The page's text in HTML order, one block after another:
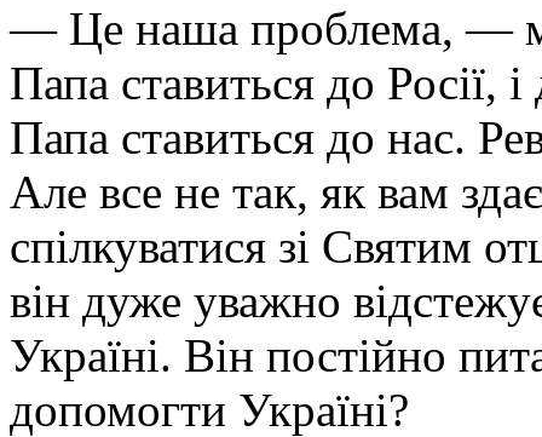
— Це наша проблема, —
Папа ставиться до Росії,
Папа ставиться до нас.
Але все не так, як вам
спілкуватися зі Святим
він дуже уважно
Україні. Він постійно
допомогти Україні?